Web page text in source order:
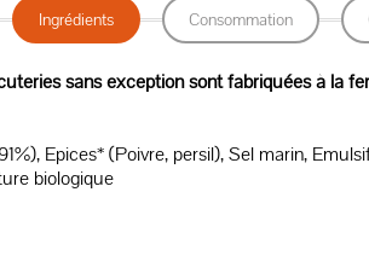
Ingrédients Consommation
sans exception sont fabriquées à la
Epices* (Poivre, persil), Sel marin,
biologique